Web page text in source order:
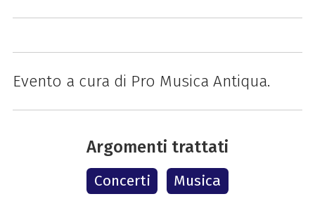
Evento a cura di Pro Musica Antiqua.
Argomenti trattati
Concerti Musica